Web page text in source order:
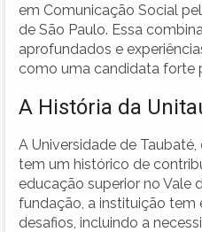
em Comunicação Social
de São Paulo. Essa
aprofundados e
como uma candidata forte
A História da
A Universidade de
tem um histórico de
educação superior no Vale
fundação, a instituição tem
desafios, incluindo a